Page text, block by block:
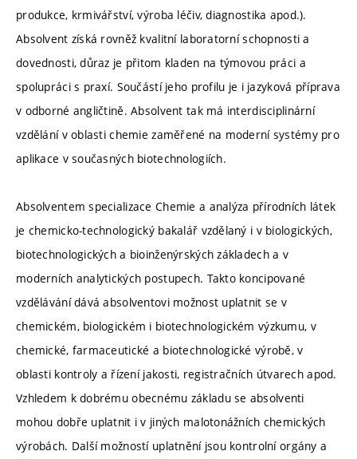
produkce, krmivářství, výroba léčiv, diagnostika apod.).
Absolvent získá rovněž kvalitní laboratorní schopnosti a
dovednosti, důraz je přitom kladen na týmovou práci a
spolupráci s praxí. Součástí jeho profilu je i jazyková příprava
v odborné angličtině. Absolvent tak má interdisciplinární
vzdělání v oblasti chemie zaměřené na moderní systémy pro
aplikace v současných biotechnologiích.
Absolventem specializace Chemie a analýza přírodních látek
je chemicko-technologický bakalář vzdělaný i v biologických,
biotechnologických a bioinženýrských základech a v
moderních analytických postupech. Takto koncipované
vzdělávání dává absolventovi možnost uplatnit se v
chemickém, biologickém i biotechnologickém výzkumu, v
chemické, farmaceutické a biotechnologické výrobě, v
oblasti kontroly a řízení jakosti, registračních útvarech apod.
Vzhledem k dobrému obecnému základu se absolventi
mohou dobře uplatnit i v jiných malotonážních chemických
výrobách. Další možností uplatnění jsou kontrolní orgány a